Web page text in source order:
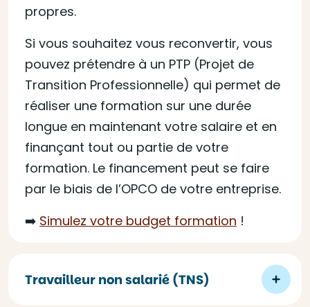
propres.
Si vous souhaitez vous reconvertir, vous
pouvez prétendre à un PTP (Projet de
Transition Professionnelle) qui permet de
réaliser une formation sur une durée
longue en maintenant votre salaire et en
finançant tout ou partie de votre
formation. Le financement peut se faire
par le biais de l’OPCO de votre entreprise.
➡️ Simulez votre budget formation !
Travailleur non salarié (TNS)